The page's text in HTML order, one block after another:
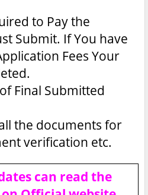
to Pay the
Submit. If You have
Fees Your
Final Submitted
the documents for
verification etc.
can read the